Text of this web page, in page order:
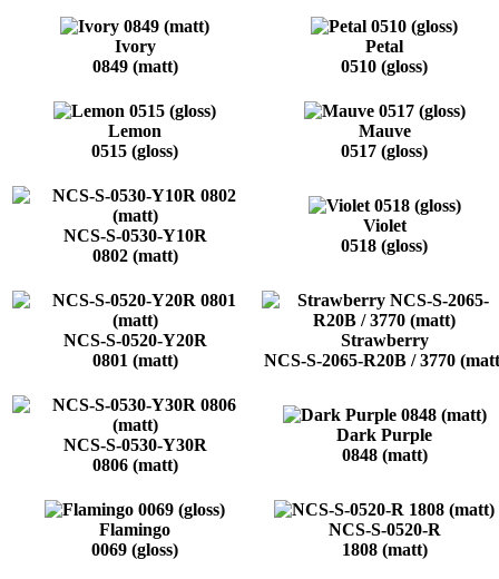
Ivory
0849 (matt)
Petal
0510 (gloss)
Lemon
0515 (gloss)
Mauve
0517 (gloss)
NCS-S-0530-Y10R
0802 (matt)
Violet
0518 (gloss)
NCS-S-0520-Y20R
0801 (matt)
Strawberry
NCS-S-2065-R20B / 3770
NCS-S-0530-Y30R
0806 (matt)
Dark Purple
0848 (matt)
Flamingo
0069 (gloss)
NCS-S-0520-R
1808 (matt)